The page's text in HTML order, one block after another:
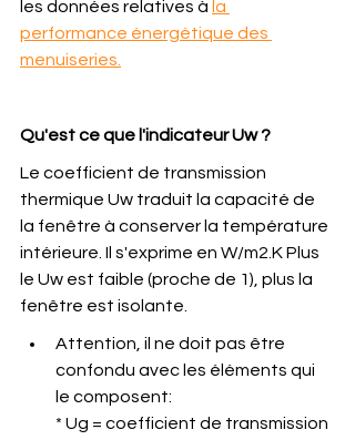
les données relatives à la
performance énergétique des
menuiseries.
Qu'est ce que l'indicateur Uw ?
Le coefficient de transmission
thermique Uw traduit la capacité de
la fenêtre à conserver la température
intérieure. Il s'exprime en W/m2.K Plus
le Uw est faible (proche de 1), plus la
fenêtre est isolante.
Attention, il ne doit pas être
confondu avec les éléments qui
le composent:
* Ug = coefficient de transmission